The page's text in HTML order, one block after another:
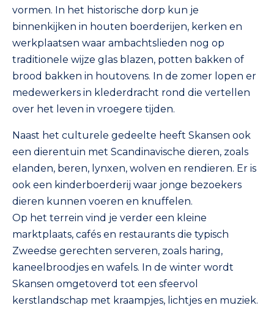
vormen. In het historische dorp kun je
binnenkijken in houten boerderijen, kerken en
werkplaatsen waar ambachtslieden nog op
traditionele wijze glas blazen, potten bakken of
brood bakken in houtovens. In de zomer lopen er
medewerkers in klederdracht rond die vertellen
over het leven in vroegere tijden.
Naast het culturele gedeelte heeft Skansen ook
een dierentuin met Scandinavische dieren, zoals
elanden, beren, lynxen, wolven en rendieren. Er is
ook een kinderboerderij waar jonge bezoekers
dieren kunnen voeren en knuffelen.
Op het terrein vind je verder een kleine
marktplaats, cafés en restaurants die typisch
Zweedse gerechten serveren, zoals haring,
kaneelbroodjes en wafels. In de winter wordt
Skansen omgetoverd tot een sfeervol
kerstlandschap met kraampjes, lichtjes en muziek.